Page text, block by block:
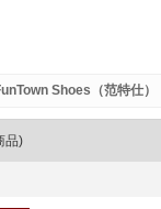
Shoes（范特仕）
品)